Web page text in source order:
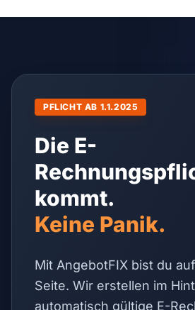
PFLICHT AB 1.1.2025
Die E-
kommt.
Keine Panik.
Mit AngebotFIX bist du
Seite. Wir erstellen im
automatisch gültige E-